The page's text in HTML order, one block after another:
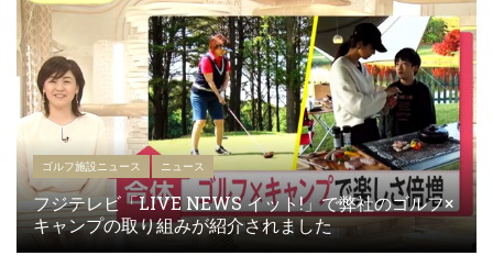
ゴルフ施設ニュース ニュース
フジテレビ「LIVE NEWS イット!」で弊社のゴルフ×
キャンプの取り組みが紹介されました